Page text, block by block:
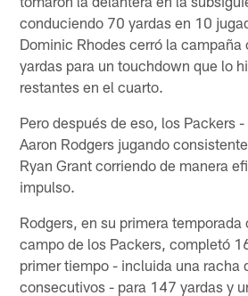
conduciendo 70 yardas en 10
Dominic Rhodes cerró la campaña
yardas para un touchdown que lo
restantes en el cuarto.
Pero después de eso, los Packers
Aaron Rodgers jugando
Ryan Grant corriendo de manera
impulso.
Rodgers, en su primera
campo de los Packers, completó
primer tiempo - incluida una racha
consecutivos - para 147 yardas y